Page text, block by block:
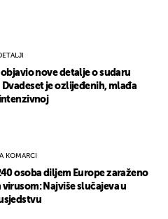
nove detalje o sudaru
je ozlijeđenih, mlađa
KOMARCI
osoba diljem Europe zaraženo
Najviše slučajeva u